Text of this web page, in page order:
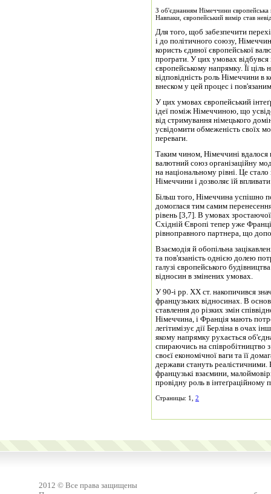
З об'єднанням Німеччини європейська
Навпаки, європейський вимір став
Для того, щоб забезпечити
і до політичного союзу,
користь єдиної європейської
програти. У цих умовах
європейському напрямку. Її
відповідність роль Німеччини в
внеском у цей процес і
У цих умовах європейський
ідеї поміж Німеччиною, що
від стримування німецького
усвідомити обмеженість своїх
переваги.
Таким чином, Німеччині вдалося
валютний союз організаційну
на національному рівні. Це
Німеччини і дозволяє їй
Більш того, Німеччина успішно
домоглася тим самим
рівень [3,7]. В умовах
Східній Європі тепер уже
рівноправного партнера, що
Взаємодія й обопільна
та пов'язаність однією долею
галузі європейського
відносин в змінених умовах.
У 90-і рр. ХХ ст. накопичився
французьких відносинах. В
ставлення до різких змін
Німеччина, і Франція мають
легітимізує дії Берліна в очах
якому напрямку рухається
спираючись на
своєї економічної ваги та її
держави стануть реалістичними.
французькі взаємини,
провідну роль в інтеґраційному
Страницы: 1, 2
2012 © Все права защищены